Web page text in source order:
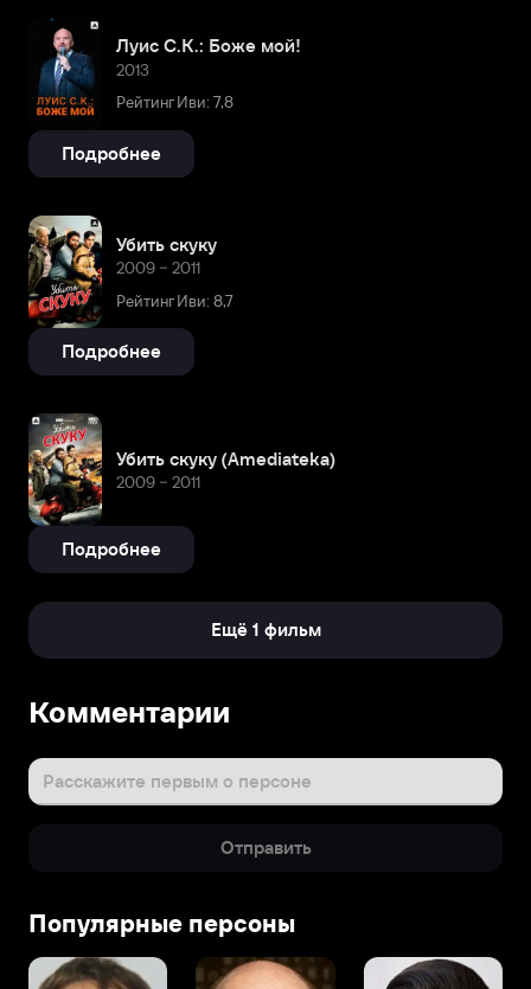
Луис С.К.: Боже мой!
2013
Рейтинг Иви: 7,8
Подробнее
Убить скуку
2009 – 2011
Рейтинг Иви: 8,7
Подробнее
Убить скуку (Amediateka)
2009 – 2011
Подробнее
Ещё 1 фильм
Комментарии
Расскажите первым о персоне
Отправить
Популярные персоны